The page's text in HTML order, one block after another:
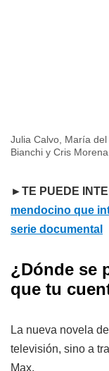
Julia Calvo, María
Bianchi y Cris
►TE PUEDE
mendocino que
serie documental
¿Dónde se
que tu
La nueva novela
televisión, sino a
Max.